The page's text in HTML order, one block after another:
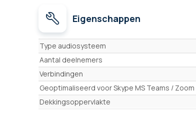
Eigenschappen
Eigenschappen
Type audiosysteem
Aantal deelnemers
Verbindingen
Geoptimaliseerd voor Skype MS Teams / Zoom
Dekkingsoppervlakte